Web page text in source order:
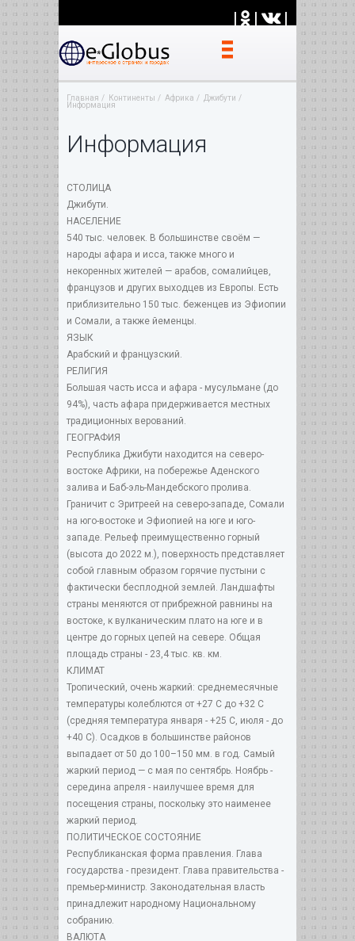
| | |
Главная Континенты Африка
Джибути
Информация
Информация
СТОЛИЦА
Джибути.
НАСЕЛЕНИЕ
540 тыс. человек. В большинстве своём —
народы афара и исса, также много и
некоренных жителей — арабов, сомалийцев,
французов и других выходцев из Европы. Есть
приблизительно 150 тыс. беженцев из Эфиопии
и Сомали, а также йеменцы.
ЯЗЫК
Арабский и французский.
РЕЛИГИЯ
Большая часть исса и афара - мусульмане (до
94%), часть афара придерживается местных
традиционных верований.
ГЕОГРАФИЯ
Республика Джибути находится на северо-
востоке Африки, на побережье Аденского
залива и Баб-эль-Мандебского пролива.
Граничит с Эритреей на северо-западе, Сомали
на юго-востоке и Эфиопией на юге и юго-
западе. Рельеф преимущественно горный
(высота до 2022 м.), поверхность представляет
собой главным образом горячие пустыни с
фактически бесплодной землей. Ландшафты
страны меняются от прибрежной равнины на
востоке, к вулканическим плато на юге и в
центре до горных цепей на севере. Общая
площадь страны - 23,4 тыс. кв. км.
КЛИМАТ
Тропический, очень жаркий: среднемесячные
температуры колеблются от +27 С до +32 C
(средняя температура января - +25 С, июля - до
+40 С). Осадков в большинстве районов
выпадает от 50 до 100–150 мм. в год. Самый
жаркий период — с мая по сентябрь. Ноябрь -
середина апреля - наилучшее время для
посещения страны, поскольку это наименее
жаркий период.
ПОЛИТИЧЕСКОЕ СОСТОЯНИЕ
Республиканская форма правления. Глава
государства - президент. Глава правительства -
премьер-министр. Законодательная власть
принадлежит народному Национальному
собранию.
ВАЛЮТА